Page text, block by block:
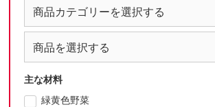
主な材料
緑黄色野菜